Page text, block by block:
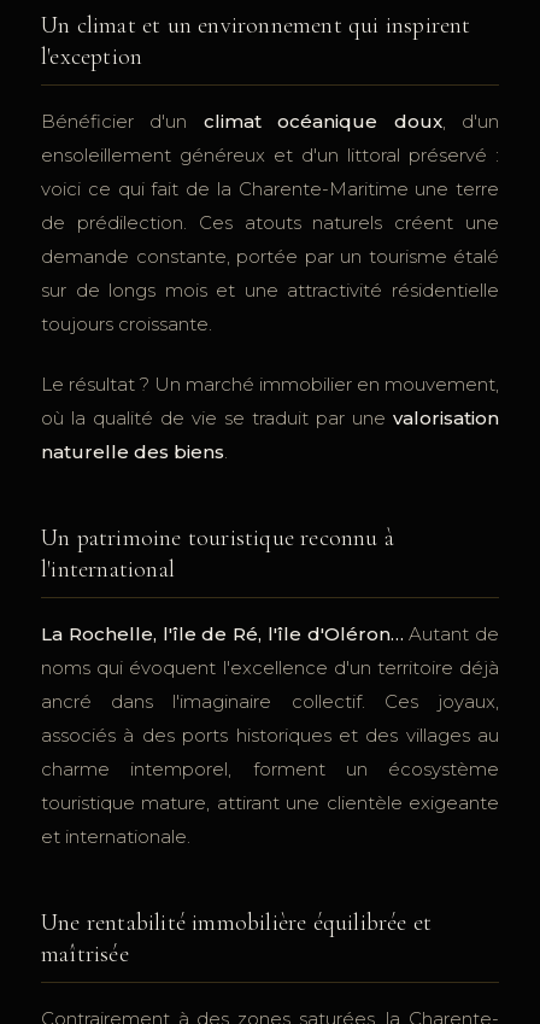
Un climat et un environnement qui inspirent
l'exception
Bénéficier d'un climat océanique doux, d'un
ensoleillement généreux et d'un littoral préservé :
voici ce qui fait de la Charente-Maritime une terre
de prédilection. Ces atouts naturels créent une
demande constante, portée par un tourisme étalé
sur de longs mois et une attractivité résidentielle
toujours croissante.
Le résultat ? Un marché immobilier en mouvement,
où la qualité de vie se traduit par une valorisation
naturelle des biens.
Un patrimoine touristique reconnu à
l'international
La Rochelle, l'île de Ré, l'île d'Oléron… Autant de
noms qui évoquent l'excellence d'un territoire déjà
ancré dans l'imaginaire collectif. Ces joyaux,
associés à des ports historiques et des villages au
charme intemporel, forment un écosystème
touristique mature, attirant une clientèle exigeante
et internationale.
Une rentabilité immobilière équilibrée et
maîtrisée
Contrairement à des zones saturées, la Charente-